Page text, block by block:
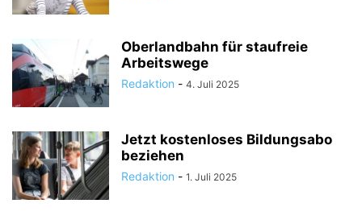
Oberlandbahn für staufreie
Arbeitswege
Redaktion - 4. Juli 2025
Jetzt kostenloses Bildungsabo
beziehen
Redaktion - 1. Juli 2025